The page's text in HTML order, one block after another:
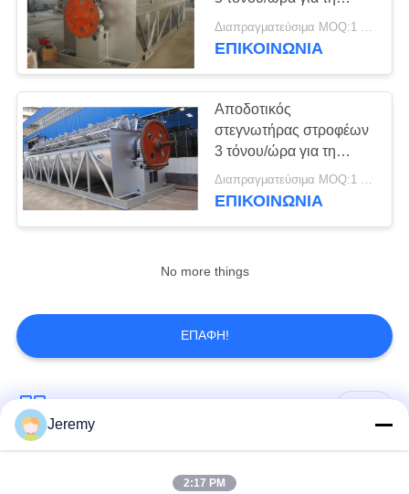
γραμμή παραγωγής
πινάκων μορίων
Διαπραγματεύσιμα MOQ:1 ομάδα
ΕΠΙΚΟΙΝΩΝΊΑ
Αποδοτικός
στεγνωτήρας στροφέων
3 τόνου/ώρα για τη
γραμμή παραγωγής
πινάκων μορίων
Διαπραγματεύσιμα MOQ:1 ομάδα
ΕΠΙΚΟΙΝΩΝΊΑ
No more things
ΕΠΑΦΉ!
Jeremy
2:17 PM